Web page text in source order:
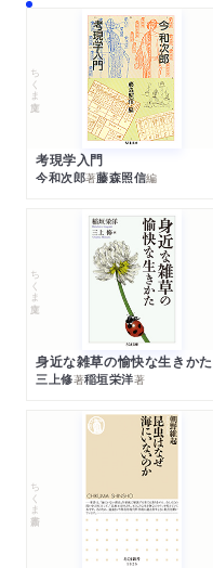
ちくま文庫
考現学入門
今和次郎著藤森照信編
ちくま文庫
身近な雑草の愉快な生きかた
三上修著稲垣栄洋著
ちくま新書